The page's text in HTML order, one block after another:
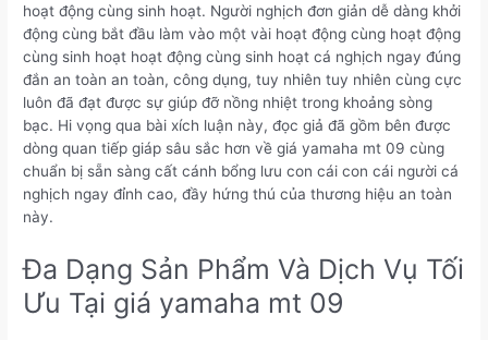
hoạt động cùng sinh hoạt. Người nghịch đơn giản dễ dàng khởi
động cùng bắt đầu làm vào một vài hoạt động cùng hoạt động
cùng sinh hoạt hoạt động cùng sinh hoạt cá nghịch ngay đúng
đắn an toàn an toàn, công dụng, tuy nhiên tuy nhiên cùng cực
luôn đã đạt được sự giúp đỡ nồng nhiệt trong khoảng sòng
bạc. Hi vọng qua bài xích luận này, đọc giả đã gồm bên được
dòng quan tiếp giáp sâu sắc hơn về giá yamaha mt 09 cùng
chuẩn bị sẵn sàng cất cánh bổng lưu con cái con cái người cá
nghịch ngay đỉnh cao, đầy hứng thú của thương hiệu an toàn
này.
Đa Dạng Sản Phẩm Và Dịch Vụ Tối
Ưu Tại giá yamaha mt 09